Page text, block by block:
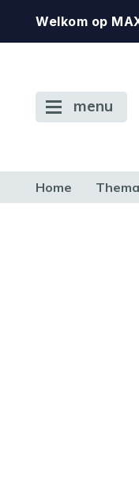
Welkom op
menu
Home